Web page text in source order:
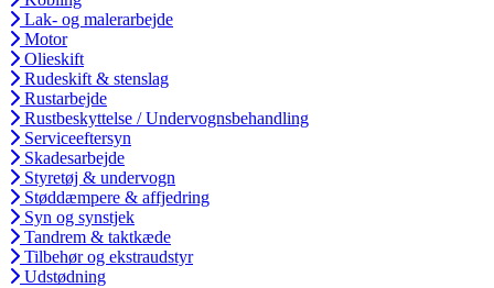
Lak- og malerarbejde
Motor
Olieskift
Rudeskift & stenslag
Rustarbejde
Rustbeskyttelse / Undervognsbehandling
Serviceeftersyn
Skadesarbejde
Styretøj & undervogn
Støddæmpere & affjedring
Syn og synstjek
Tandrem & taktkæde
Tilbehør og ekstraudstyr
Udstødning